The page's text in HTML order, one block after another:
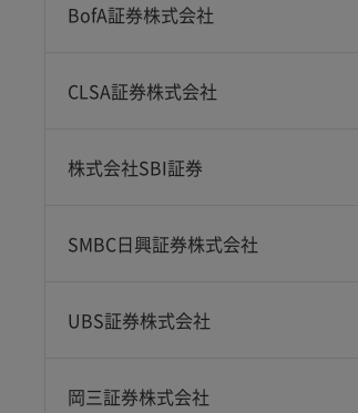
BofA証券株式会社
CLSA証券株式会社
株式会社SBI証券
SMBC日興証券株式会社
UBS証券株式会社
岡三証券株式会社